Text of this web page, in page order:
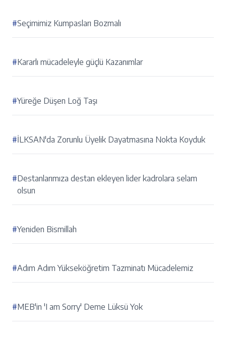
#Seçimimiz Kumpasları Bozmalı
#Kararlı mücadeleyle güçlü Kazanımlar
#Yüreğe Düşen Loğ Taşı
#İLKSAN'da Zorunlu Üyelik Dayatmasına Nokta Koyduk
#Destanlarımıza destan ekleyen lider kadrolara selam
olsun
#Yeniden Bismillah
#Adım Adım Yükseköğretim Tazminatı Mücadelemiz
#MEB'in 'I am Sorry' Deme Lüksü Yok